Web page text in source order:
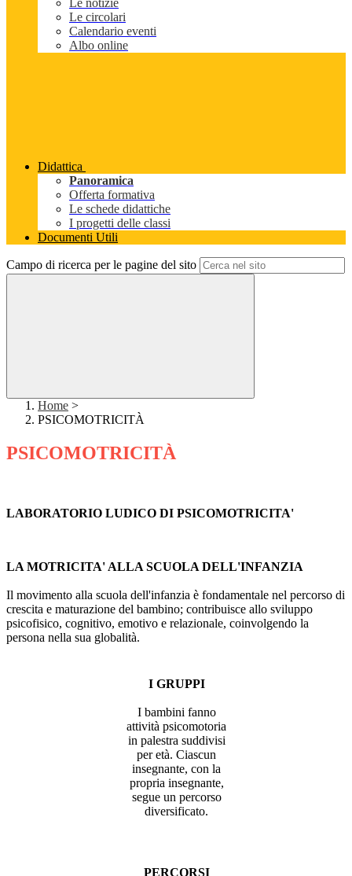
Le notizie
Le circolari
Calendario eventi
Albo online
Didattica
Panoramica
Offerta formativa
Le schede didattiche
I progetti delle classi
Documenti Utili
Campo di ricerca per le pagine del sito
Home >
PSICOMOTRICITÀ
PSICOMOTRICITÀ
LABORATORIO LUDICO DI PSICOMOTRICITA'
LA MOTRICITA' ALLA SCUOLA DELL'INFANZIA
Il movimento alla scuola dell'infanzia è fondamentale nel percorso di
crescita e maturazione del bambino; contribuisce allo sviluppo
psicofisico, cognitivo, emotivo e relazionale, coinvolgendo la
persona nella sua globalità.
I GRUPPI
I bambini fanno
attività psicomotoria
in palestra suddivisi
per età. Ciascun
insegnante, con la
propria insegnante,
segue un percorso
diversificato.
PERCORSI